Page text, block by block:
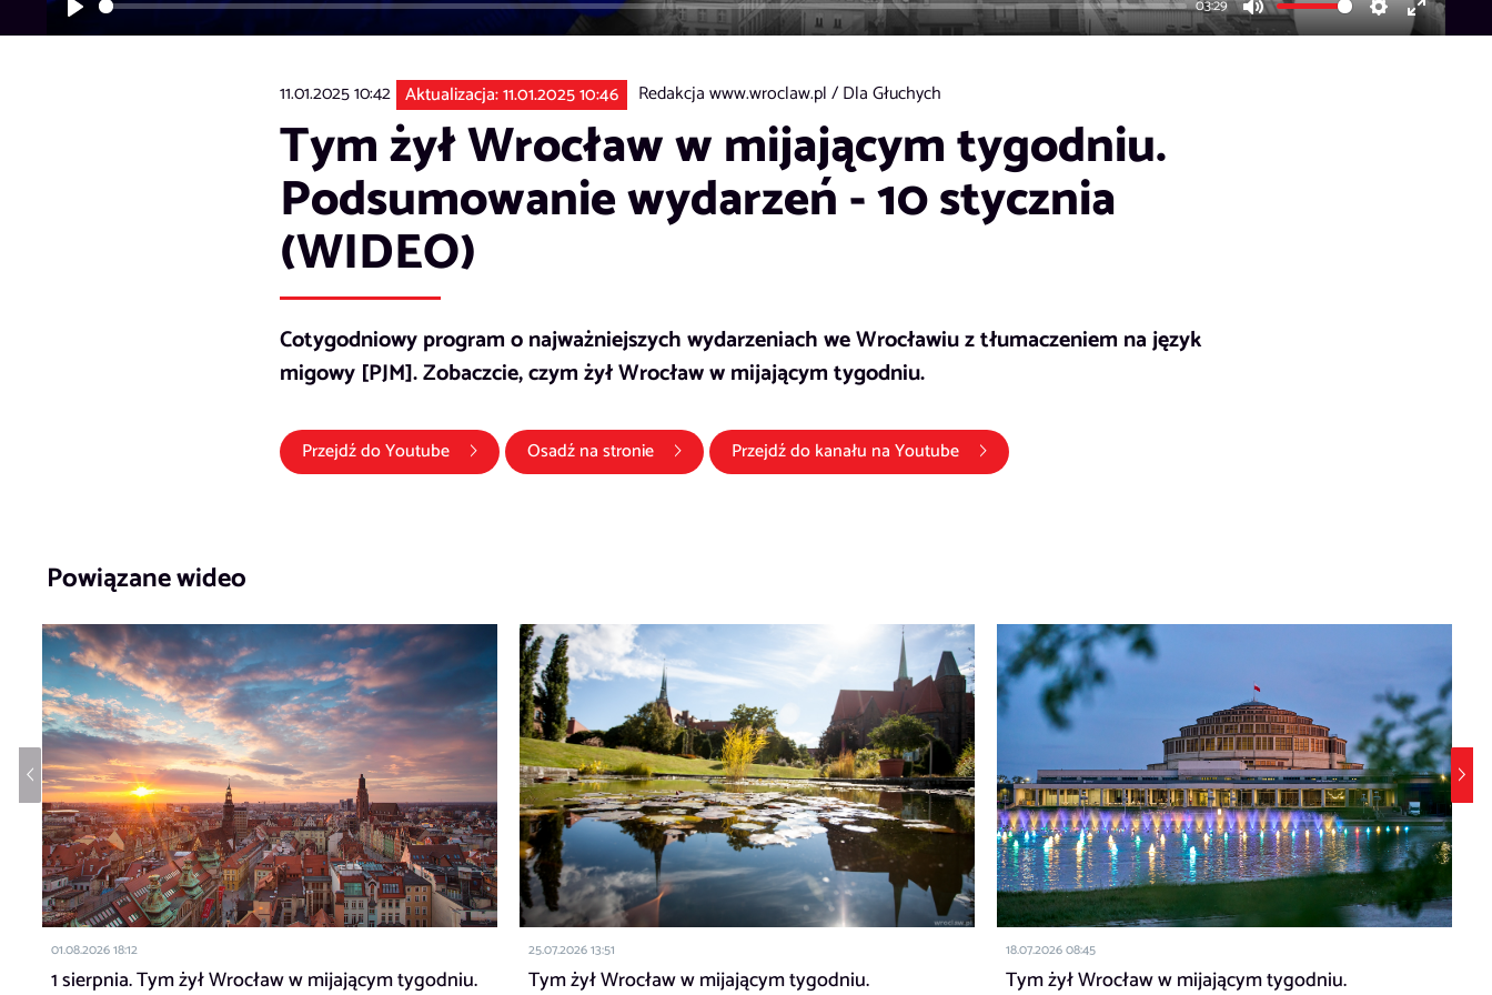
Play
03:29
Mute SettingsEnter
11.01.2025 10:42 Aktualizacja: 11.01.2025 10:46 Redakcja www.wroclaw.pl /Dla Głuchych
Tym żył Wrocław w mijającym tygodniu.
Podsumowanie wydarzeń - 10 stycznia
(WIDEO)
Cotygodniowy program o najważniejszych wydarzeniach we Wrocławiu z tłumaczeniem na język
migowy [PJM]. Zobaczcie, czym żył Wrocław w mijającym tygodniu.
Przejdź doYoutube(link otwiera się w nowym oknie)
Osadź na stronie Przejdź do kanału naYoutube(link otwiera się w nowym oknie)
Powiązane wideo
01.08.2026 18:12
1 sierpnia. Tym żył Wrocław w mijającym tygodniu.
25.07.2026 13:51
Tym żył Wrocław w mijającym tygodniu.
18.07.2026 08:45
Tym żył Wrocław w mijającym tygodniu.